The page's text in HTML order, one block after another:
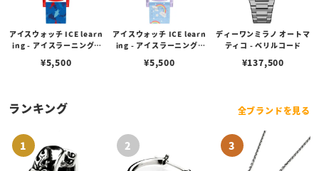
アイスウォッチ ICE learn
ing - アイスラーニング -
ル）
¥5,500
アイスウォッチ ICE learn
ing - アイスラーニング -
（スモール）
¥5,500
ディーワンミラノ オートマ
ティコ - ベリルコード
¥137,500
ランキング 全ブランドを見る